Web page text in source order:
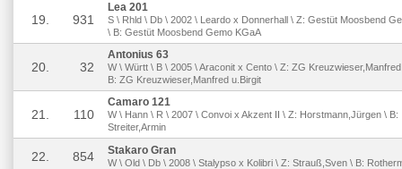
19. 931
Lea 201
S \ Rhld \ Db \ 2002 \ Leardo x Donnerhall \ Z: Gestüt Moosbend
\ B: Gestüt Moosbend Gemo KGaA
20. 32
Antonius 63
W \ Württ \ B \ 2005 \ Araconit x Cento \ Z: ZG
B: ZG Kreuzwieser,Manfred u.Birgit
21. 110
Camaro 121
W \ Hann \ R \ 2007 \ Convoi x Akzent II \ Z: Horstmann,Jürgen \ B:
Streiter,Armin
22. 854 Stakaro Gran
W \ Old \ Db \ 2008 \ Stalypso x Kolibri \ Z: Strauß,Sven \ B: